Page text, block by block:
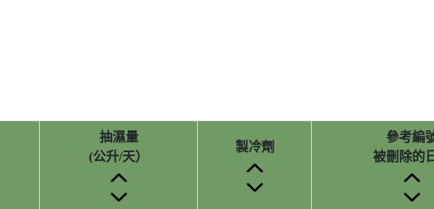
抽濕量
(公升/天）
製冷劑
參考編
被刪除的